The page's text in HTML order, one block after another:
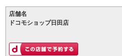
店舗名
ドコモショップ日田店